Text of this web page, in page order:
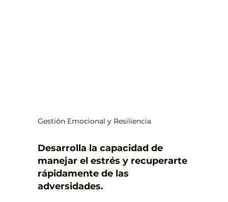
Gestión Emocional y Resiliencia
Desarrolla la capacidad de
manejar el estrés y recuperarte
rápidamente de las
adversidades.